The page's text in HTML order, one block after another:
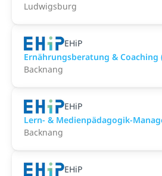
Ludwigsburg
EHiP
Ernährungsberatung & Coaching
Backnang
EHiP
Lern- & Medienpädagogik-
Backnang
EHiP